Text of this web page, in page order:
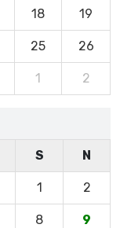
18 19
25 26
1 2
S N
1 2
8 9